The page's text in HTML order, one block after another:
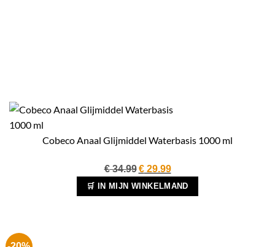
Cobeco Anaal Glijmiddel Waterbasis 1000 ml
€34.99 Oorspronkelijke
prijs
was:
€29.99Huidige
prijs
is:
🛒 IN MIJN WINKELMAND